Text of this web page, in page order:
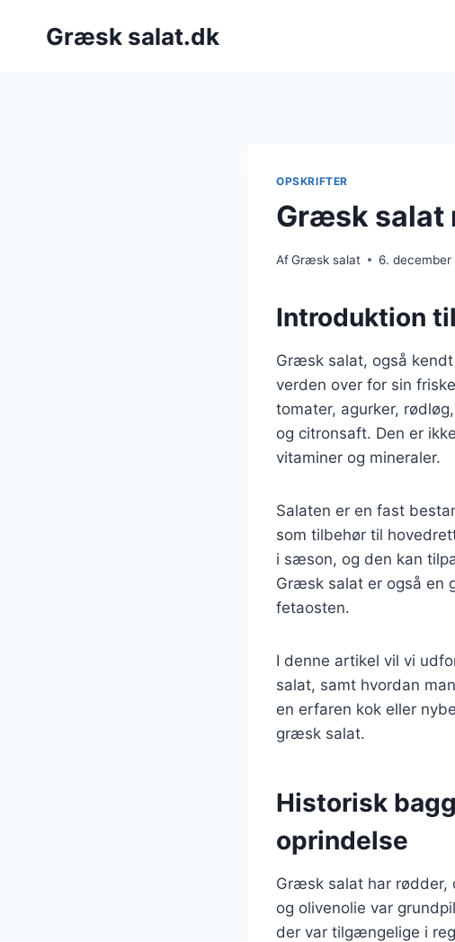
Græsk salat.dk
OPSKRIFTER
Græsk salat
AfGræsk salat 6. december
Introduktion
Græsk salat, også
verden over for sin
tomater, agurker,
og citronsaft. Den er
vitaminer og mineraler.
Salaten er en fast
som tilbehør til
i sæson, og den kan
Græsk salat er også en
fetaosten.
I denne artikel vil vi
salat, samt hvordan
en erfaren kok eller
græsk salat.
Historisk
oprindelse
Græsk salat har rødder,
og olivenolie var
der var tilgængelige i